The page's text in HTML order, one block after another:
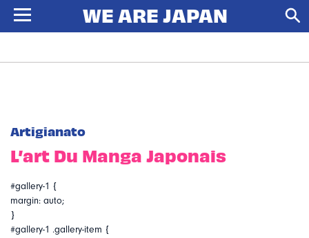
Artigianato
L’art Du Manga Japonais
#gallery-1 {
margin: auto;
}
#gallery-1 .gallery-item {